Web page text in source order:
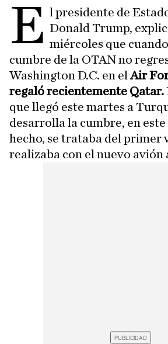
E l presidente de
Donald Trump,
miércoles que
cumbre de la OTAN no
Washington D.C. en elAir
regaló recientemente Qatar.
que llegó este martes a
desarrolla la cumbre, en este
hecho, se trataba del primer
realizaba con el nuevo